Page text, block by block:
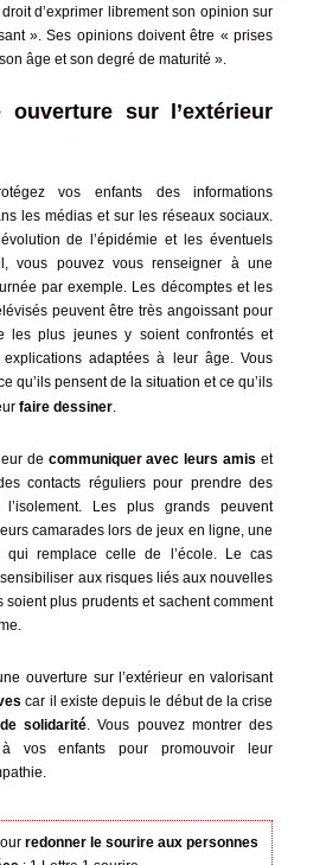
d’exprimer librement son opinion sur
». Ses opinions doivent être « prises
âge et son degré de maturité ».
ouverture sur l’extérieur
vos enfants des informations
les médias et sur les réseaux sociaux.
de l’épidémie et les éventuels
vous pouvez vous renseigner à une
par exemple. Les décomptes et les
peuvent être très angoissant pour
les plus jeunes y soient confrontés et
adaptées à leur âge. Vous
qu’ils pensent de la situation et ce qu’ils
faire dessiner.
de communiquer avec leurs amis et
contacts réguliers pour prendre des
Les plus grands peuvent
camarades lors de jeux en ligne, une
qui remplace celle de l’école. Le cas
aux risques liés aux nouvelles
soient plus prudents et sachentcomment
.
ouverture sur l’extérieur en valorisant
car il existe depuis le début de la crise
solidarité. Vous pouvez montrer des
à vos enfants pour promouvoir leur
redonner le sourire aux personnes